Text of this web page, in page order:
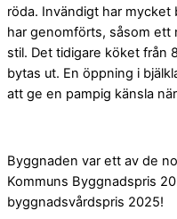
röda. Invändigt har mycket
har genomförts, såsom ett
stil. Det tidigare köket från
bytas ut. En öppning i
att ge en pampig känsla
Byggnaden var ett av de
Kommuns Byggnadspris
byggnadsvårdspris 2025!